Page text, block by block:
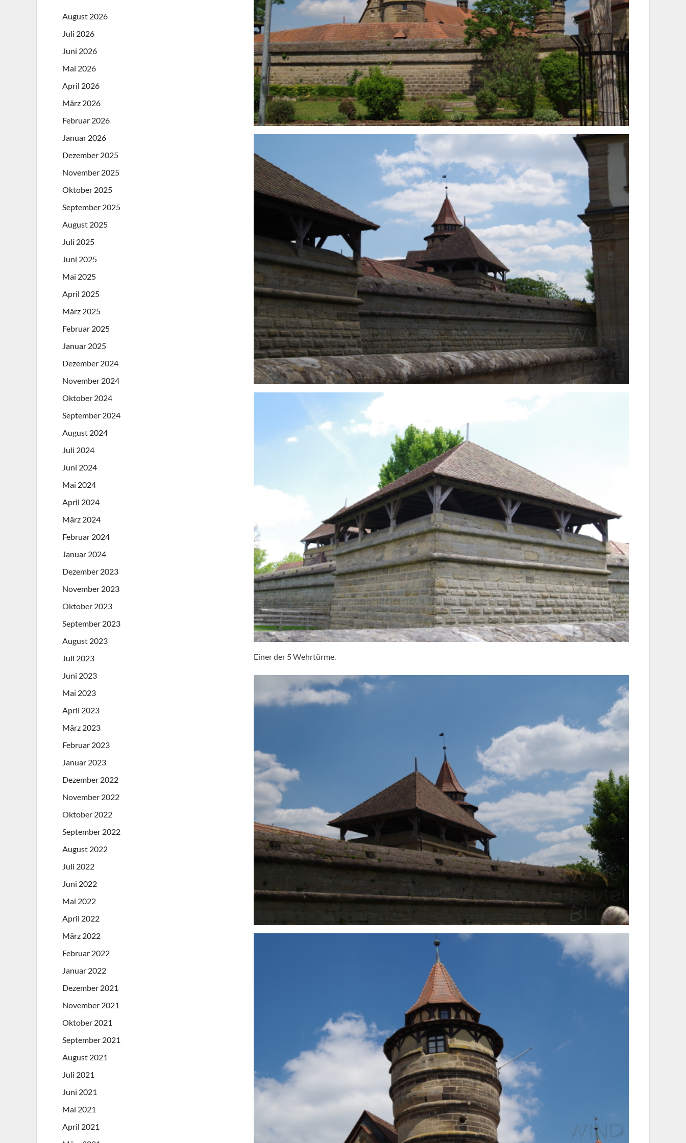
Einer der 5 Wehrtürme.
August 2026
Juli 2026
Juni 2026
Mai 2026
April 2026
März 2026
Februar 2026
Januar 2026
Dezember 2025
November 2025
Oktober 2025
September 2025
August 2025
Juli 2025
Juni 2025
Mai 2025
April 2025
März 2025
Februar 2025
Januar 2025
Dezember 2024
November 2024
Oktober 2024
September 2024
August 2024
Juli 2024
Juni 2024
Mai 2024
April 2024
März 2024
Februar 2024
Januar 2024
Dezember 2023
November 2023
Oktober 2023
September 2023
August 2023
Juli 2023
Juni 2023
Mai 2023
April 2023
März 2023
Februar 2023
Januar 2023
Dezember 2022
November 2022
Oktober 2022
September 2022
August 2022
Juli 2022
Juni 2022
Mai 2022
April 2022
März 2022
Februar 2022
Januar 2022
Dezember 2021
November 2021
Oktober 2021
September 2021
August 2021
Juli 2021
Juni 2021
Mai 2021
April 2021